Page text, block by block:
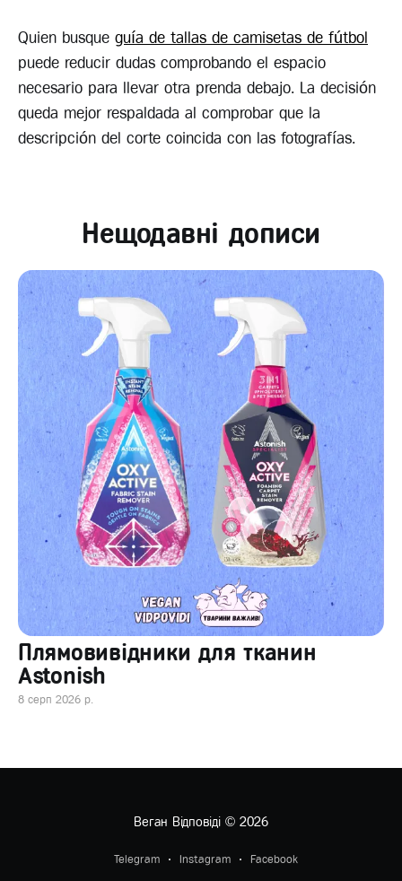
Quien busque guía de tallas de camisetas de fútbol
puede reducir dudas comprobando el espacio
necesario para llevar otra prenda debajo. La decisión
queda mejor respaldada al comprobar que la
descripción del corte coincida con las fotografías.
Нещодавні дописи
Плямовивідники для тканин
Astonish
8 серп 2026 р.
Веган Відповіді© 2026
Telegram Instagram Facebook